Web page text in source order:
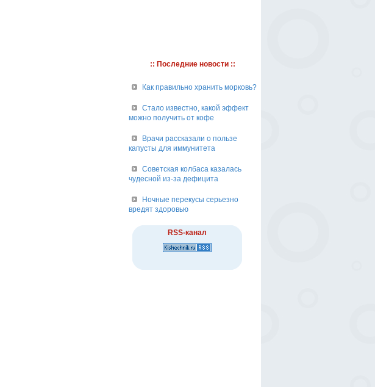
:: Последние новости ::
Как правильно хранить морковь?
Стало известно, какой эффект
можно получить от кофе
Врачи рассказали о пользе
капусты для иммунитета
Советская колбаса казалась
чудесной из-за дефицита
Ночные перекусы серьезно
вредят здоровью
RSS-канал